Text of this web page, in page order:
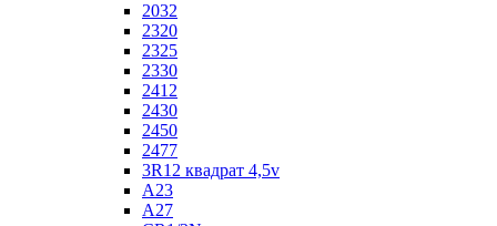
2032
2320
2325
2330
2412
2430
2450
2477
3R12 квадрат 4,5v
A23
A27